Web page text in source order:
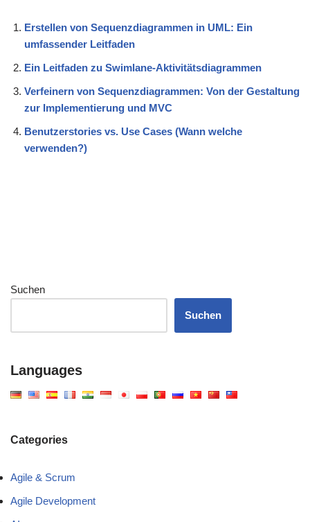
Erstellen von Sequenzdiagrammen in UML: Ein
umfassender Leitfaden
Ein Leitfaden zu Swimlane-Aktivitätsdiagrammen
Verfeinern von Sequenzdiagrammen: Von der Gestaltung
zur Implementierung und MVC
Benutzerstories vs. Use Cases (Wann welche
verwenden?)
Suchen
Suchen
Languages
Categories
Agile & Scrum
Agile Development